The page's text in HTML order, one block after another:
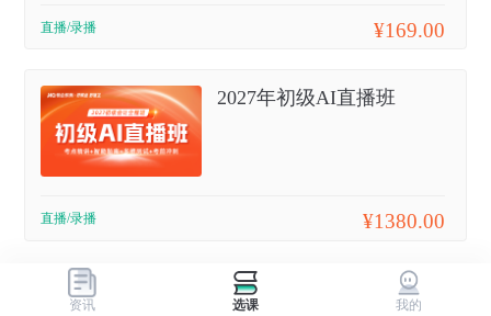
直播/录播 ¥169.00
2027年初级AI直播班
直播/录播 ¥1380.00
资讯 选课 我的